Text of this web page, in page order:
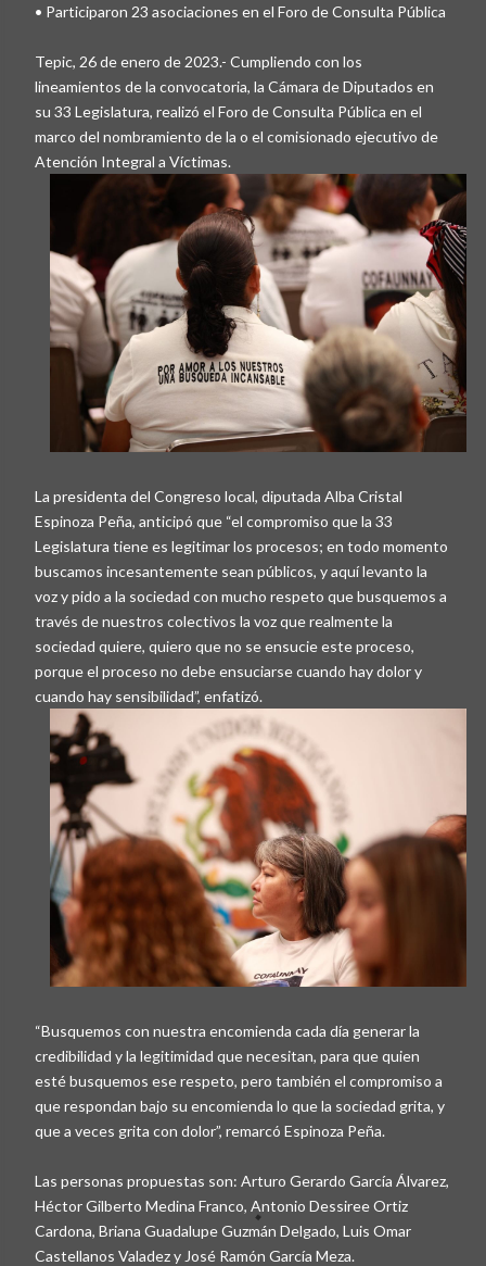
• Participaron 23 asociaciones en el Foro de Consulta Pública
Tepic, 26 de enero de 2023.- Cumpliendo con los
lineamientos de la convocatoria, la Cámara de Diputados en
su 33 Legislatura, realizó el Foro de Consulta Pública en el
marco del nombramiento de la o el comisionado ejecutivo de
Atención Integral a Víctimas.
La presidenta del Congreso local, diputada Alba Cristal
Espinoza Peña, anticipó que “el compromiso que la 33
Legislatura tiene es legitimar los procesos; en todo momento
buscamos incesantemente sean públicos, y aquí levanto la
voz y pido a la sociedad con mucho respeto que busquemos a
través de nuestros colectivos la voz que realmente la
sociedad quiere, quiero que no se ensucie este proceso,
porque el proceso no debe ensuciarse cuando hay dolor y
cuando hay sensibilidad”, enfatizó.
“Busquemos con nuestra encomienda cada día generar la
credibilidad y la legitimidad que necesitan, para que quien
esté busquemos ese respeto, pero también el compromiso a
que respondan bajo su encomienda lo que la sociedad grita, y
que a veces grita con dolor”, remarcó Espinoza Peña.
Las personas propuestas son: Arturo Gerardo García Álvarez,
Héctor Gilberto Medina Franco, Antonio Dessiree Ortiz
Cardona, Briana Guadalupe Guzmán Delgado, Luis Omar
Castellanos Valadez y José Ramón García Meza.